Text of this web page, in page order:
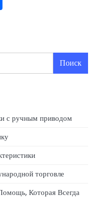
Поиск
с ручным приводом
торговле
Которая Всегда